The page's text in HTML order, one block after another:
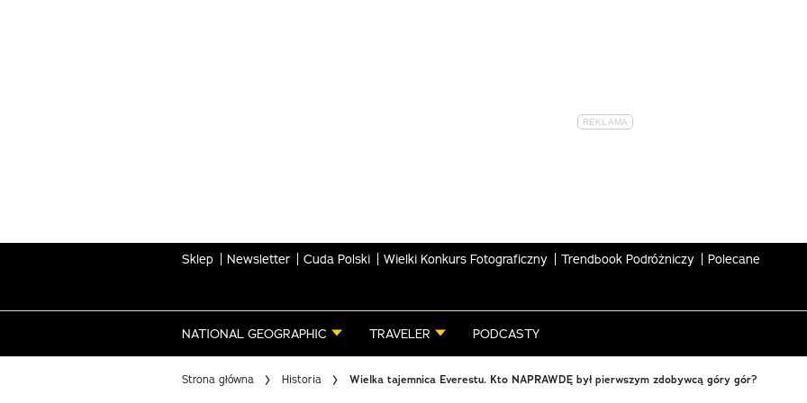
Sklep Newsletter Cuda Polski Wielki Konkurs Fotograficzny Trendbook Podróżniczy Polecane
NATIONAL GEOGRAPHIC TRAVELER PODCASTY
Strona główna Historia Wielka tajemnica Everestu. Kto NAPRAWDĘ był pierwszym zdobywcą góry gór?